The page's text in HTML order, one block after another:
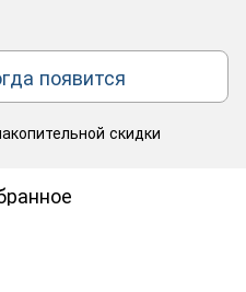
появится
скидки